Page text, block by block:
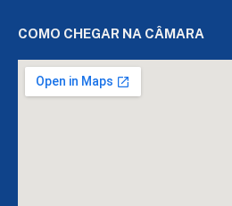
COMO CHEGAR NA CÂMARA